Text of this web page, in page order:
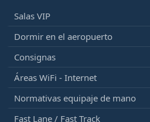
Salas VIP
Dormir en el aeropuerto
Consignas
Áreas WiFi - Internet
Normativas equipaje de mano
Fast Lane / Fast Track